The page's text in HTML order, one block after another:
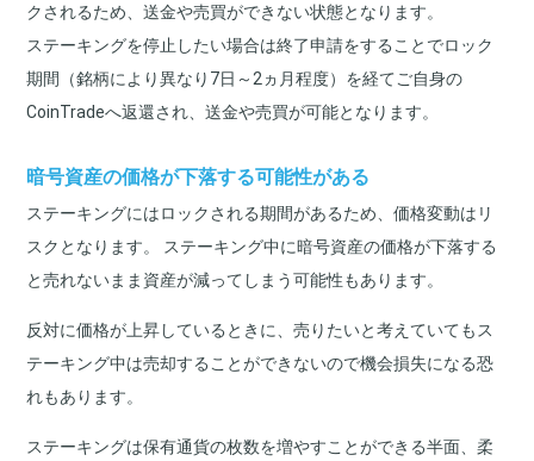
クされるため、送金や売買ができない状態となります。
ステーキングを停止したい場合は終了申請をすることでロック
期間（銘柄により異なり7日～2ヵ月程度）を経てご自身の
CoinTradeへ返還され、送金や売買が可能となります。
暗号資産の価格が下落する可能性がある
ステーキングにはロックされる期間があるため、価格変動はリ
スクとなります。 ステーキング中に暗号資産の価格が下落する
と売れないまま資産が減ってしまう可能性もあります。
反対に価格が上昇しているときに、売りたいと考えていてもス
テーキング中は売却することができないので機会損失になる恐
れもあります。
ステーキングは保有通貨の枚数を増やすことができる半面、柔